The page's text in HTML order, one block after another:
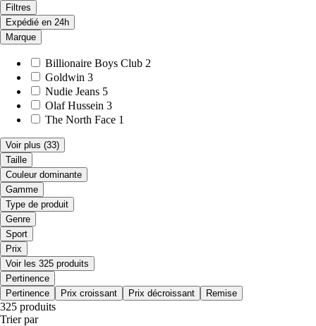
Filtres
Expédié en 24h
Marque
Billionaire Boys Club 2
Goldwin 3
Nudie Jeans 5
Olaf Hussein 3
The North Face 1
Voir plus (33)
Taille
Couleur dominante
Gamme
Type de produit
Genre
Sport
Prix
Voir les 325 produits
Pertinence
Pertinence
Prix croissant Prix décroissant Remise
325 produits
Trier par